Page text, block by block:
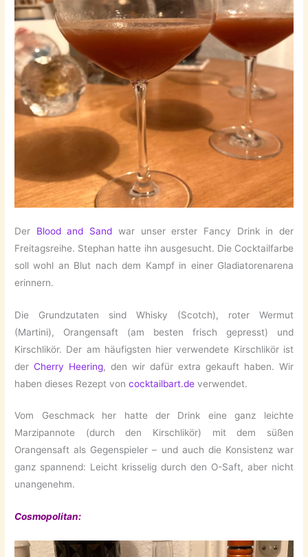
Der Blood and Sand war unser erster Fancy Drink in der
Freitagsreihe. Stephan hatte ihn ausgesucht. Die Cocktailfarbe
soll wohl an Blut nach dem Kampf in einer Gladiatorenarena
erinnern.
Die Grundzutaten sind Whisky (Scotch), roter Wermut
(Martini), Orangensaft (am besten frisch gepresst) und
Kirschlikör. Der am häufigsten hier verwendete Kirschlikör ist
derCherry Heering, den wir dafür extra gekauft haben. Wir
haben dieses Rezept voncocktailbart.de verwendet.
Vom Geschmack her hatte der Drink eine ganz leichte
Marzipannote (durch den Kirschlikör) mit dem süßen
Orangensaft als Gegenspieler – und auch die Konsistenz war
ganz spannend: Leicht krisselig durch den O-Saft, aber nicht
unangenehm.
Cosmopolitan: